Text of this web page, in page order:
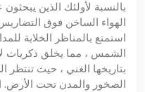
بالنسبة لأولئك الذين
الهواء الساخن فوق التضاريس
استمتع بالمناظر الخلابة
الشمس ، مما يخلق ذكريات
بتاريخها الغني ، حيث
الصخور والمدن تحت الأرض.